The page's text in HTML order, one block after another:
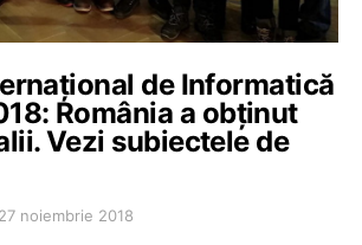
de Informatică
România a obținut
Vezi subiectele de
27 noiembrie 2018